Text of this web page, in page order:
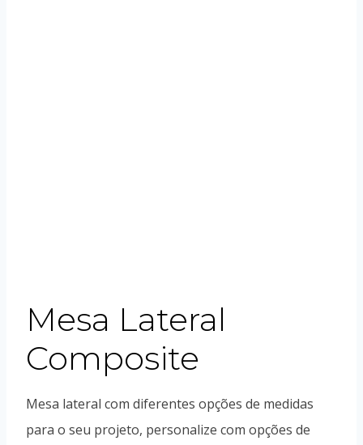
Mesa Lateral
Composite
Mesa lateral com diferentes opções de medidas
para o seu projeto, personalize com opções de